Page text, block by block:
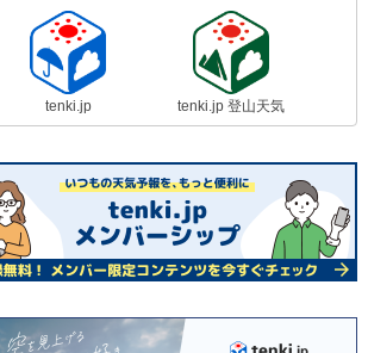
tenki.jp tenki.jp 登山天気